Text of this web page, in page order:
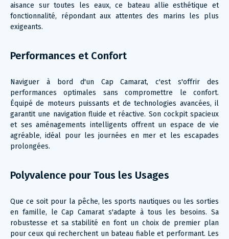
aisance sur toutes les eaux, ce bateau allie esthétique et
fonctionnalité, répondant aux attentes des marins les plus
exigeants.
Performances et Confort
Naviguer à bord d'un Cap Camarat, c'est s'offrir des
performances optimales sans compromettre le confort.
Équipé de moteurs puissants et de technologies avancées, il
garantit une navigation fluide et réactive. Son cockpit spacieux
et ses aménagements intelligents offrent un espace de vie
agréable, idéal pour les journées en mer et les escapades
prolongées.
Polyvalence pour Tous les Usages
Que ce soit pour la pêche, les sports nautiques ou les sorties
en famille, le Cap Camarat s'adapte à tous les besoins. Sa
robustesse et sa stabilité en font un choix de premier plan
pour ceux qui recherchent un bateau fiable et performant. Les